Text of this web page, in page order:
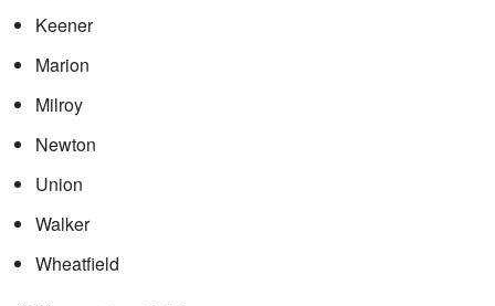
Keener
Marion
Milroy
Newton
Union
Walker
Wheatfield